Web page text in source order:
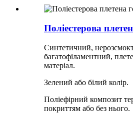
Поліестерова
Синтетичний,
багатофіламентний,
матеріал.
Зелений або білий колір.
Поліефірний композит
покриттям або без нього.